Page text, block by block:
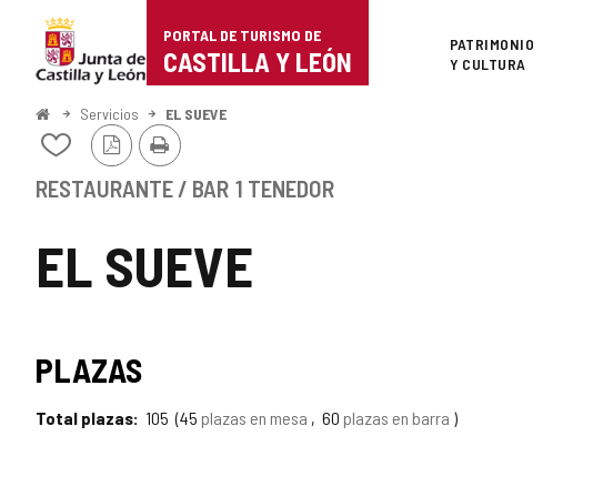
Portal
de
Turismo
Castilla
León
PORTAL DE TURISMO DE
CASTILLA Y LEÓN
Superior
PATRIMONIO
Y CULTURA
InicioServicios EL SUEVE
EL SUEVE
Añadir/quitar
mis
Versión
PDF
Imprimir
RESTAURANTE / BAR 1 TENEDOR
PLAZAS
Total plazas 105 45 plazas en mesa 60 plazas en barra